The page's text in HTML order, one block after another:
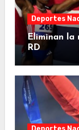
Deportes
Eliminan la
RD